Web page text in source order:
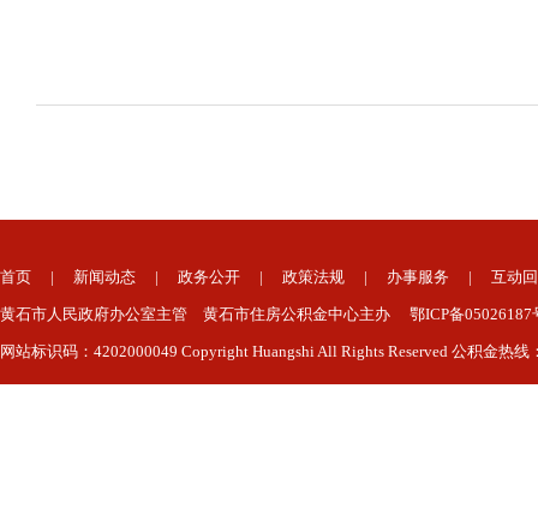
首页 | 新闻动态 | 政务公开 | 政策法规 | 办事服务 | 互动
黄石市人民政府办公室主管 黄石市住房公积金中心主办 鄂ICP备
网站标识码：4202000049 Copyright Huangshi All Rights Reserved 公积金热